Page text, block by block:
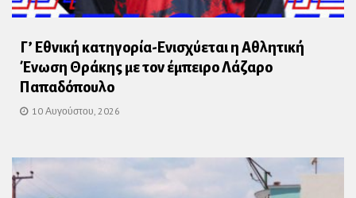
Γ’ Εθνική κατηγορία-Ενισχύεται η Αθλητική
Ένωση Θράκης με τον έμπειρο Λάζαρο
Παπαδόπουλο
10 Αυγούστου, 2026